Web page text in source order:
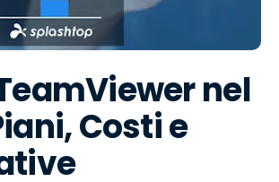
nel
Costi e